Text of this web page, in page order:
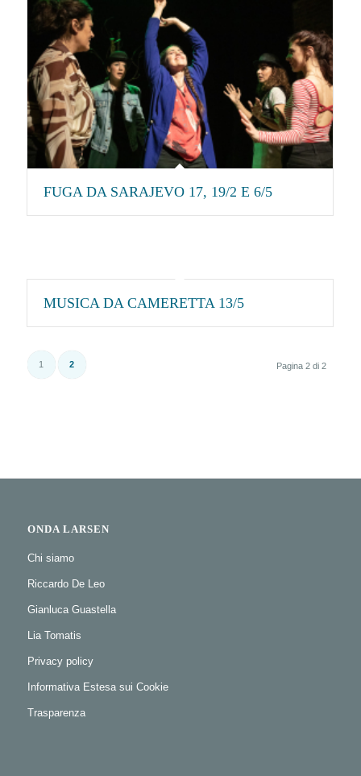
FUGA DA SARAJEVO 17, 19/2 E 6/5
MUSICA DA CAMERETTA 13/5
Pagina 2 di 2
1 2
ONDA LARSEN
Chi siamo
Riccardo De Leo
Gianluca Guastella
Lia Tomatis
Privacy policy
Informativa Estesa sui Cookie
Trasparenza